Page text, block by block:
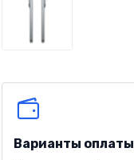
Варианты оплаты